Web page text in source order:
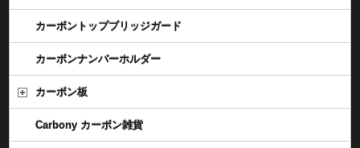
カーボントップブリッジガード
カーボンナンバーホルダー
カーボン板
Carbony カーボン雑貨